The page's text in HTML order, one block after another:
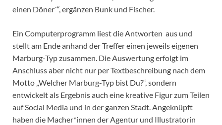
einen Döner´“, ergänzen Bunk und Fischer.
Ein Computerprogramm liest die Antworten aus und
stellt am Ende anhand der Treffer einen jeweils eigenen
Marburg-Typ zusammen. Die Auswertung erfolgt im
Anschluss aber nicht nur per Textbeschreibung nach dem
Motto „Welcher Marburg-Typ bist Du?“, sondern
entwickelt als Ergebnis auch eine kreative Figur zum Teilen
auf Social Media und in der ganzen Stadt. Angeknüpft
haben die Macher*innen der Agentur und Illustratorin